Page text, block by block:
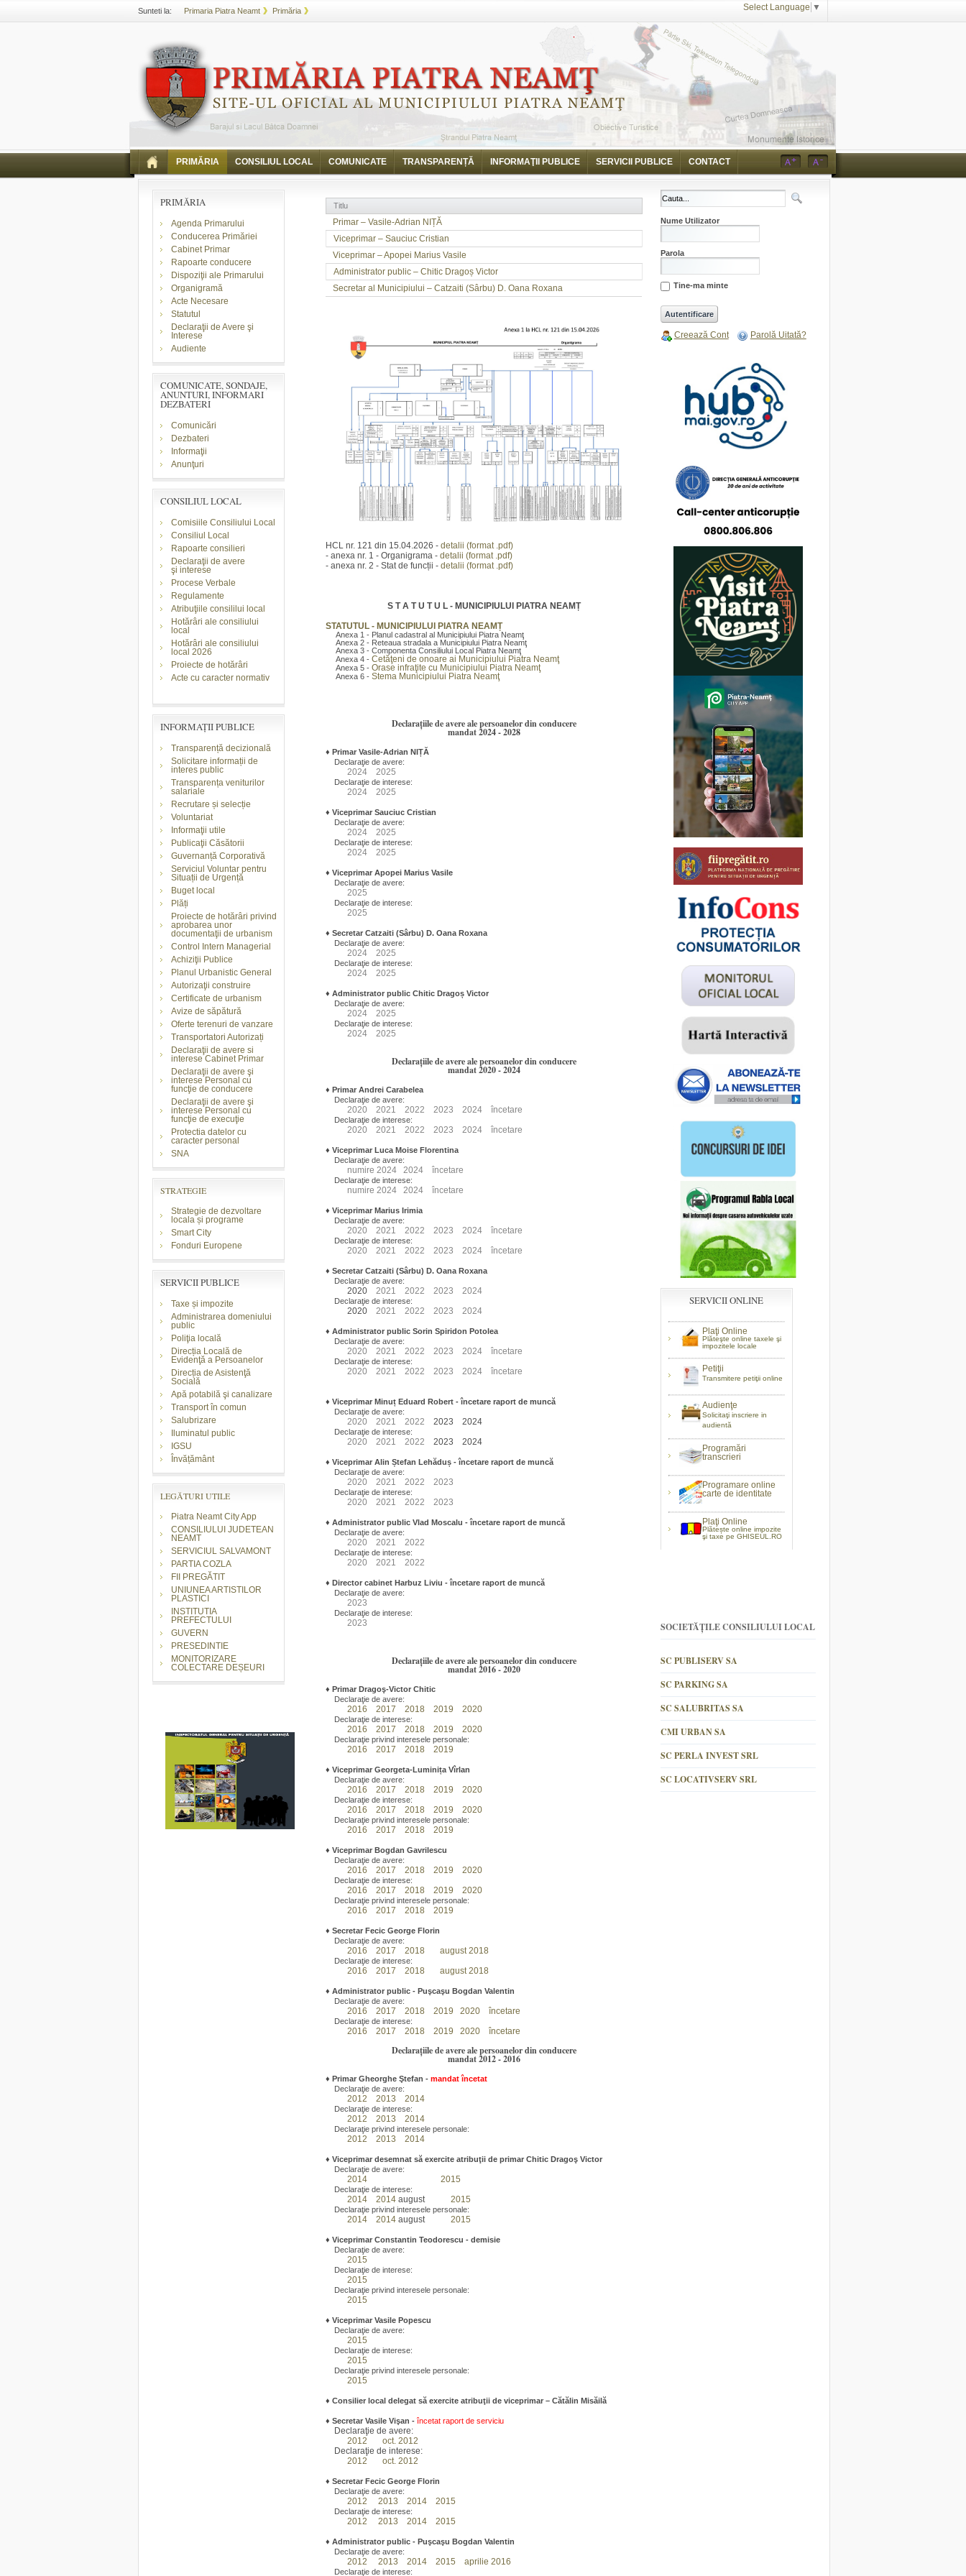
Sunteti la: Primaria Piatra Neamt Primăria Select Language ▼
PRIMĂRIA CONSILIUL LOCAL COMUNICATE TRANSPARENȚĂ INFORMAŢII PUBLICE SERVICII PUBLICE CONTACT
PRIMĂRIA
Agenda Primarului
Conducerea Primăriei
Cabinet Primar
Rapoarte conducere
Dispoziţii ale Primarului
Organigramă
Acte Necesare
Statutul
Declaraţii de Avere şi
Interese
Audiente
COMUNICATE, SONDAJE,
ANUNTURI, INFORMARI
DEZBATERI
Comunicări
Dezbateri
Informaţii
Anunţuri
CONSILIUL LOCAL
Comisiile Consiliului Local
Consiliul Local
Rapoarte consilieri
Declaraţii de avere
şi interese
Procese Verbale
Regulamente
Atribuţiile consililui local
Hotărâri ale consiliului
local
Hotărâri ale consiliului
local 2026
Proiecte de hotărâri
Acte cu caracter normativ
INFORMAŢII PUBLICE
Transparență decizională
Solicitare informații de
interes public
Transparența veniturilor
salariale
Recrutare și selecție
Voluntariat
Informaţii utile
Publicaţii Căsătorii
Guvernanță Corporativă
Serviciul Voluntar pentru
Situații de Urgență
Buget local
Plăți
Proiecte de hotărâri privind
aprobarea unor
documentaţii de urbanism
Control Intern Managerial
Achiziţii Publice
Planul Urbanistic General
Autorizaţii construire
Certificate de urbanism
Avize de săpătură
Oferte terenuri de vanzare
Transportatori Autorizați
Declaraţii de avere si
interese Cabinet Primar
Declaraţii de avere şi
interese Personal cu
funcţie de conducere
Declaraţii de avere şi
interese Personal cu
funcţie de execuţie
Protectia datelor cu
caracter personal
SNA
STRATEGIE
Strategie de dezvoltare
locala și programe
Smart City
Fonduri Europene
SERVICII PUBLICE
Taxe și impozite
Administrarea domeniului
public
Poliţia locală
Direcția Locală de
Evidenţă a Persoanelor
Direcția de Asistenţă
Socială
Apă potabilă şi canalizare
Transport în comun
Salubrizare
Iluminatul public
IGSU
Învățământ
LEGĂTURI UTILE
Piatra Neamt City App
CONSILIULUI JUDETEAN
NEAMT
SERVICIUL SALVAMONT
PARTIA COZLA
FII PREGĂTIT
UNIUNEA ARTISTILOR
PLASTICI
INSTITUTIA
PREFECTULUI
GUVERN
PRESEDINTIE
MONITORIZARE
COLECTARE DEȘEURI
Titlu
Primar – Vasile-Adrian NIȚĂ
Viceprimar – Sauciuc Cristian
Viceprimar – Apopei Marius Vasile
Administrator public – Chitic Dragoș Victor
Secretar al Municipiului – Catzaiti (Sârbu) D. Oana Roxana
HCL nr. 121 din 15.04.2026 - detalii (format .pdf)
- anexa nr. 1 - Organigrama - detalii (format .pdf)
- anexa nr. 2 - Stat de funcții - detalii (format .pdf)
S T A T U T U L - MUNICIPIULUI PIATRA NEAMȚ
STATUTUL - MUNICIPIULUI PIATRA NEAMȚ
Anexa 1 - Planul cadastral al Municipiului Piatra Neamţ
Anexa 2 - Reteaua stradala a Municipiului Piatra Neamţ
Anexa 3 - Componenta Consiliului Local Piatra Neamţ
Anexa 4 - Cetăţeni de onoare ai Municipiului Piatra Neamţ
Anexa 5 - Orase infraţite cu Municipiului Piatra Neamţ
Anexa 6 - Stema Municipiului Piatra Neamţ
Declarațiile de avere ale persoanelor din conducere
mandat 2024 - 2028
♦ Primar Vasile-Adrian NIȚĂ
Declaraţie de avere:
2024 2025
Declaraţie de interese:
2024 2025
♦ Viceprimar Sauciuc Cristian
Declaraţie de avere:
2024 2025
Declaraţie de interese:
2024 2025
♦ Viceprimar Apopei Marius Vasile
Declaraţie de avere:
2025
Declaraţie de interese:
2025
♦ Secretar Catzaiti (Sârbu) D. Oana Roxana
Declaraţie de avere:
2024 2025
Declaraţie de interese:
2024 2025
♦ Administrator public Chitic Dragoș Victor
Declaraţie de avere:
2024 2025
Declaraţie de interese:
2024 2025
Declarațiile de avere ale persoanelor din conducere
mandat 2020 - 2024
♦ Primar Andrei Carabelea
Declaraţie de avere:
2020 2021 2022 2023 2024 încetare
Declaraţie de interese:
2020 2021 2022 2023 2024 încetare
♦ Viceprimar Luca Moise Florentina
Declaraţie de avere:
numire 2024 2024 încetare
Declaraţie de interese:
numire 2024 2024 încetare
♦ Viceprimar Marius Irimia
Declaraţie de avere:
2020 2021 2022 2023 2024 încetare
Declaraţie de interese:
2020 2021 2022 2023 2024 încetare
♦ Secretar Catzaiti (Sârbu) D. Oana Roxana
Declaraţie de avere:
2020 2021 2022 2023 2024
Declaraţie de interese:
2020 2021 2022 2023 2024
♦ Administrator public Sorin Spiridon Potolea
Declaraţie de avere:
2020 2021 2022 2023 2024 încetare
Declaraţie de interese:
2020 2021 2022 2023 2024 încetare
♦ Viceprimar Minuț Eduard Robert- încetare raport de muncă
Declaraţie de avere:
2020 2021 2022 2023 2024
Declaraţie de interese:
2020 2021 2022 2023 2024
♦ Viceprimar Alin Ștefan Lehăduș- încetare raport de muncă
Declaraţie de avere:
2020 2021 2022 2023
Declaraţie de interese:
2020 2021 2022 2023
♦ Administrator public Vlad Moscalu - încetare raport de muncă
Declaraţie de avere:
2020 2021 2022
Declaraţie de interese:
2020 2021 2022
♦ Director cabinet Harbuz Liviu - încetare raport de muncă
Declaraţie de avere:
2023
Declaraţie de interese:
2023
Declarațiile de avere ale persoanelor din conducere
mandat 2016 - 2020
♦ Primar Dragoş-Victor Chitic
Declaraţie de avere:
2016 2017 2018 2019 2020
Declaraţie de interese:
2016 2017 2018 2019 2020
Declaraţie privind interesele personale:
2016 2017 2018 2019
♦ Viceprimar Georgeta-Luminița Vîrlan
Declaraţie de avere:
2016 2017 2018 2019 2020
Declaraţie de interese:
2016 2017 2018 2019 2020
Declaraţie privind interesele personale:
2016 2017 2018 2019
♦ Viceprimar Bogdan Gavrilescu
Declaraţie de avere:
2016 2017 2018 2019 2020
Declaraţie de interese:
2016 2017 2018 2019 2020
Declaraţie privind interesele personale:
2016 2017 2018 2019
♦ Secretar Fecic George Florin
Declaraţie de avere:
2016 2017 2018 august 2018
Declaraţie de interese:
2016 2017 2018 august 2018
♦ Administrator public - Puşcaşu Bogdan Valentin
Declaraţie de avere:
2016 2017 2018 2019 2020 încetare
Declaraţie de interese:
2016 2017 2018 2019 2020 încetare
Declarațiile de avere ale persoanelor din conducere
mandat 2012 - 2016
♦ Primar Gheorghe Ştefan - mandat încetat
Declaraţie de avere:
2012 2013 2014
Declaraţie de interese:
2012 2013 2014
Declaraţie privind interesele personale:
2012 2013 2014
♦ Viceprimar desemnat să exercite atribuţii de primar Chitic Dragoş Victor
Declaraţie de avere:
2014 2015
Declaraţie de interese:
2014 2014august 2015
Declaraţie privind interesele personale:
2014 2014august 2015
♦ Viceprimar Constantin Teodorescu - demisie
Declaraţie de avere:
2015
Declaraţie de interese:
2015
Declaraţie privind interesele personale:
2015
♦ Viceprimar Vasile Popescu
Declaraţie de avere:
2015
Declaraţie de interese:
2015
Declaraţie privind interesele personale:
2015
♦ Consilier local delegat să exercite atribuţii de viceprimar – Cătălin Misăilă
♦ Secretar Vasile Vişan - încetat raport de serviciu
Declaraţie de avere:
2012
oct. 2012
Declaraţie de interese:
2012
oct. 2012
♦ Secretar Fecic George Florin
Declaraţie de avere:
2012 2013 2014 2015
Declaraţie de interese:
2012 2013 2014 2015
♦ Administrator public - Puşcaşu Bogdan Valentin
Declaraţie de avere:
2012 2013 2014 2015 aprilie 2016
Declaraţie de interese:
Nume Utilizator
Parola
Tine-ma minte
Creează Cont Parolă Uitată?
SERVICII ONLINE
Plaţi Online
Plăteşte online taxele şi
impozitele locale
Petiţii
Transmitere petiţii online
Audienţe
Solicitaţi inscriere in
audientă
Programări
transcrieri
Programare online
carte de identitate
Plaţi Online
Plătește online impozite
şi taxe pe GHISEUL.RO
SOCIETĂȚILE CONSILIULUI LOCAL
SC PUBLISERV SA
SC PARKING SA
SC SALUBRITAS SA
CMI URBAN SA
SC PERLA INVEST SRL
SC LOCATIVSERV SRL